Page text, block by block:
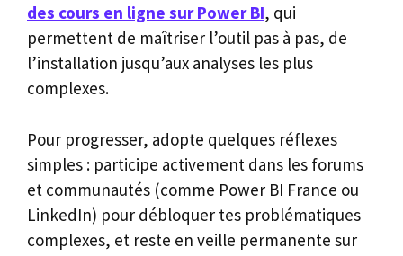
des cours en ligne sur Power BI, qui
permettent de maîtriser l’outil pas à pas, de
l’installation jusqu’aux analyses les plus
complexes.
Pour progresser, adopte quelques réflexes
simples : participe activement dans les forums
et communautés (comme Power BI France ou
LinkedIn) pour débloquer tes problématiques
complexes, et reste en veille permanente sur